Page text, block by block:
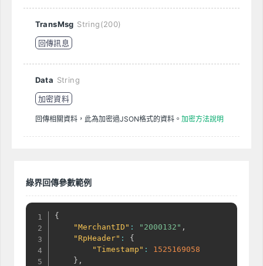
TransMsg String(200)
回傳訊息
Data String
加密資料
回傳相關資料，此為加密過JSON格式的資料。 加密方法說明
綠界回傳參數範例
{
"MerchantID" : "2000132" ,
"RpHeader" :
{
"Timestamp" :
1525169058
} ,